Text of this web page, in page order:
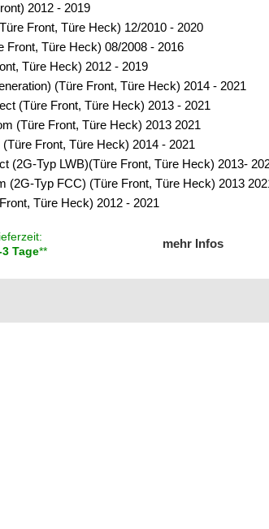
2012 - 2019
Front, Türe Heck) 12/2010 - 2020
Front, Türe Heck) 08/2008 - 2016
Türe Heck) 2012 - 2019
(Türe Front, Türe Heck) 2014 - 2021
(Türe Front, Türe Heck) 2013 - 2021
(Türe Front, Türe Heck) 2013 2021
Front, Türe Heck) 2014 - 2021
(2G-Typ LWB)(Türe Front, Türe Heck) 2013-
(2G-Typ FCC) (Türe Front, Türe Heck) 2013
Türe Heck) 2012 - 2021
3 Tage**
mehr Infos